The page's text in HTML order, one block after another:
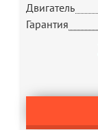
Двигатель
Гарантия